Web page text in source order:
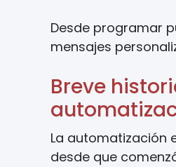
Desde programar
mensajes
Breve
La automatización
desde que